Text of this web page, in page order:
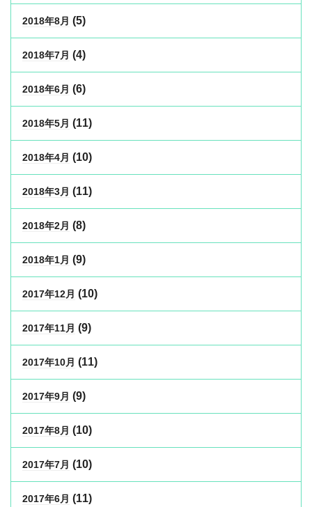
2018年8月 (5)
2018年7月 (4)
2018年6月 (6)
2018年5月 (11)
2018年4月 (10)
2018年3月 (11)
2018年2月 (8)
2018年1月 (9)
2017年12月 (10)
2017年11月 (9)
2017年10月 (11)
2017年9月 (9)
2017年8月 (10)
2017年7月 (10)
2017年6月 (11)